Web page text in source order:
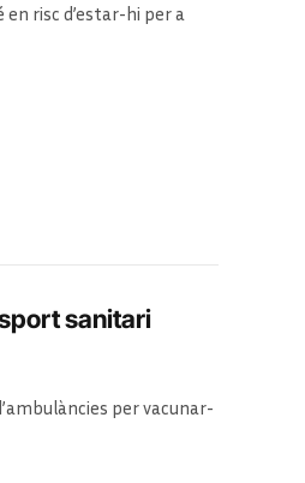
risc d’estar-hi per a
sanitari
per vacunar-